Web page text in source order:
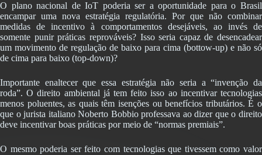
O plano nacional de IoT poderia ser a oportunidade para o Brasil
encampar uma nova estratégia regulatória. Por que não combinar
medidas de incentivo à comportamentos desejáveis, ao invés de
somente punir práticas reprováveis? Isso seria capaz de desencadear
um movimento de regulação de baixo para cima (bottow-up) e não só
de cima para baixo (top-down)?
Importante enaltecer que essa estratégia não seria a “invenção da
roda”. O direito ambiental já tem feito isso ao incentivar tecnologias
menos poluentes, as quais têm isenções ou benefícios tributários. É o
que o jurista italiano Noberto Bobbio professava ao dizer que o direito
deve incentivar boas práticas por meio de “normas premiais”.
O mesmo poderia ser feito com tecnologias que tivessem como valor